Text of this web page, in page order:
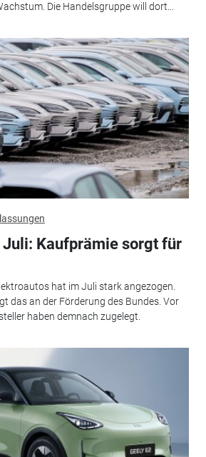
Die Handelsgruppe will dort...
Kaufprämie sorgt für
hat im Juli stark angezogen.
das an der Förderung des Bundes. Vor
haben demnach zugelegt.